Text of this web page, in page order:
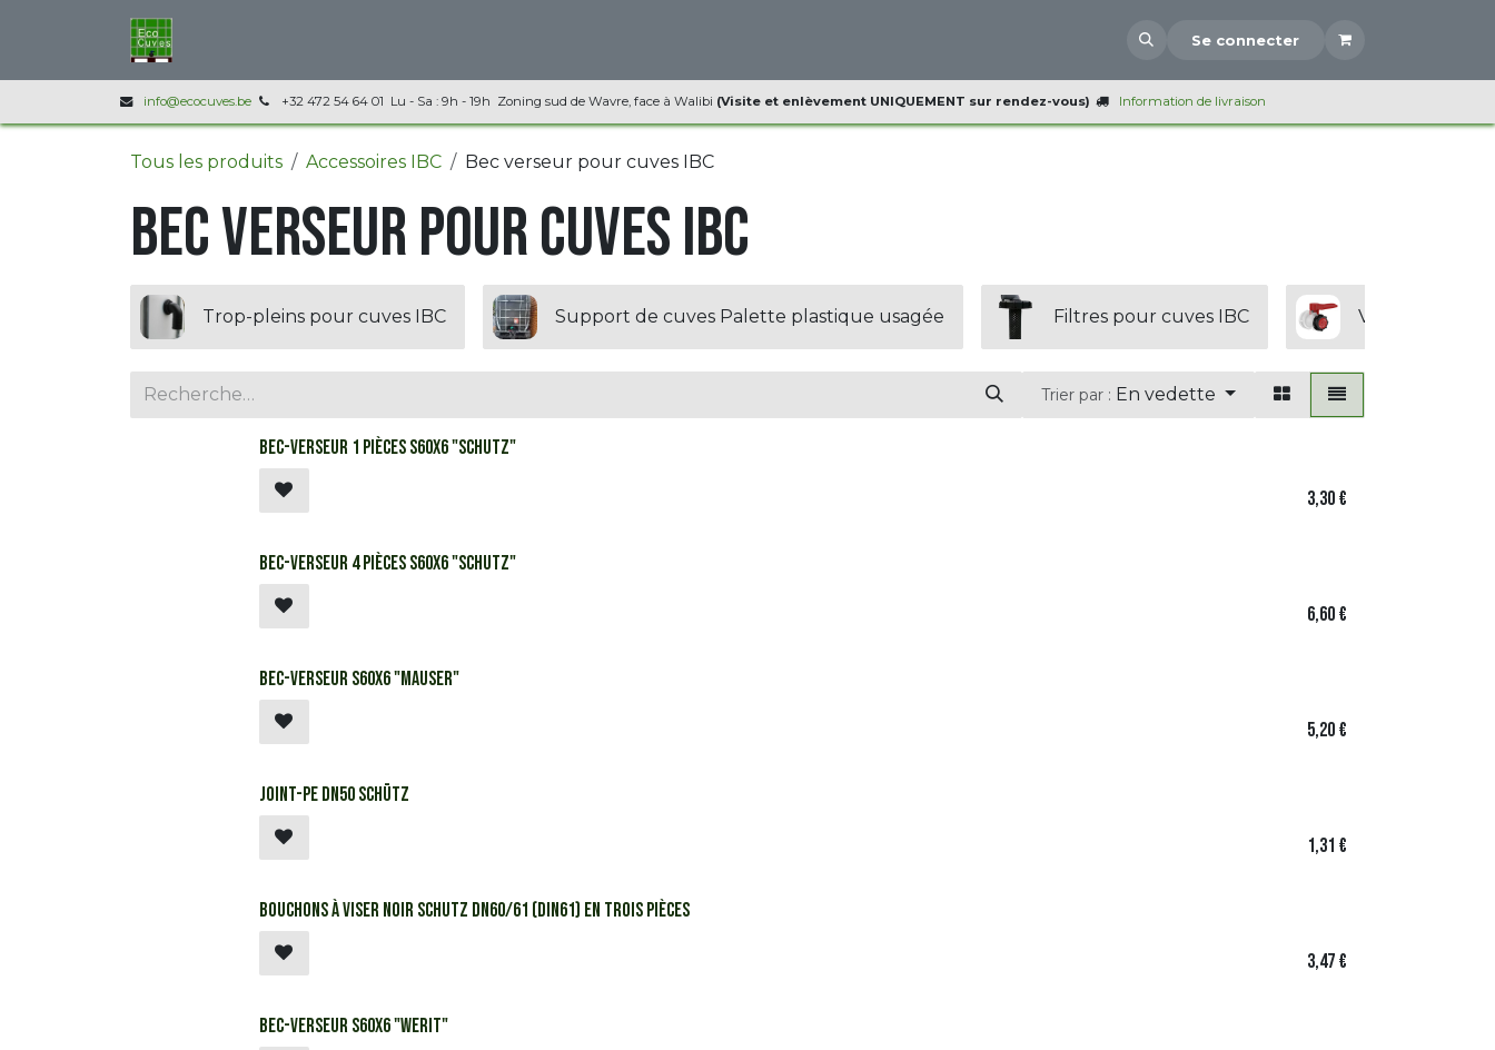
Se connecter
info@ecocuves.be +32 472 54 64 01 Lu - Sa : 9h - 19h Zoning sud de Wavre, face à Walibi (Visite et enlèvement UNIQUEMENT sur rendez-vous) Information de livraison
Tous les produits Accessoires IBC Bec verseur pour cuves IBC
Bec verseur pour cuves IBC
Trop-pleins pour cuves IBC Support de cuves Palette plastique usagée Filtres pour cuves IBC Vannes pour
Trier par : En vedette
Bec-verseur 1 pièces S60x6 "Schutz"
3,30€
Bec-verseur 4 pièces S60x6 "Schutz"
6,60€
Bec-verseur S60x6 "Mauser"
5,20€
Joint-PE DN50 Schütz
1,31 €
Bouchons à viser noir Schutz DN60/61 (DIN61) en trois pièces
3,47€
Bec-verseur S60x6 "Werit"